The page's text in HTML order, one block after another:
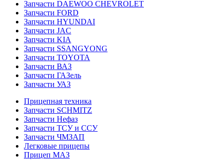
Запчасти DAEWOO CHEVROLET
Запчасти FORD
Запчасти HYUNDAI
Запчасти JAC
Запчасти KIA
Запчасти SSANGYONG
Запчасти TOYOTA
Запчасти ВАЗ
Запчасти ГАЗель
Запчасти УАЗ
Прицепная техника
Запчасти SCHMITZ
Запчасти Нефаз
Запчасти ТСУ и ССУ
Запчасти ЧМЗАП
Легковые прицепы
Прицеп МАЗ